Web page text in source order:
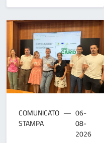
COMUNICATO
STAMPA
06-
08-
2026